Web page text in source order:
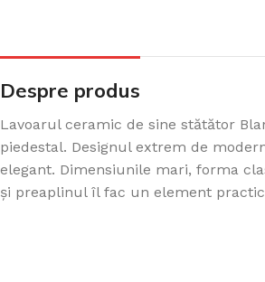
Despre produs
Lavoarul ceramic de sine stătător
piedestal. Designul extrem de
elegant. Dimensiunile mari, forma
și preaplinul îl fac un element